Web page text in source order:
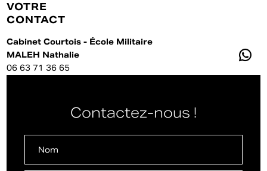
VOTRE
CONTACT
Cabinet Courtois - École Militaire
MALEH Nathalie
06 63 71 36 65
Contactez-nous !